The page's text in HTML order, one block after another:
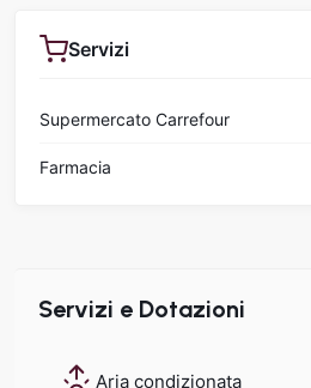
Servizi
Supermercato Carrefour
Farmacia
Servizi e Dotazioni
Aria condizionata